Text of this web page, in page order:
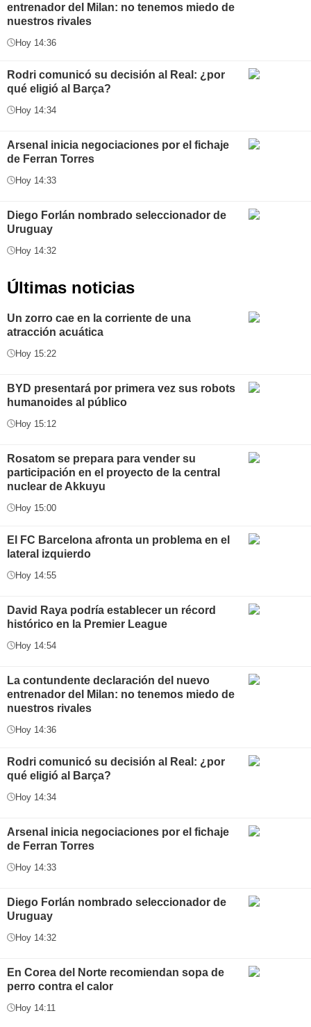
entrenador del Milan: no tenemos miedo de
nuestros rivales
Hoy 14:36
Rodri comunicó su decisión al Real: ¿por
qué eligió al Barça?
Hoy 14:34
Arsenal inicia negociaciones por el fichaje
de Ferran Torres
Hoy 14:33
Diego Forlán nombrado seleccionador de
Uruguay
Hoy 14:32
Últimas noticias
Un zorro cae en la corriente de una
atracción acuática
Hoy 15:22
BYD presentará por primera vez sus robots
humanoides al público
Hoy 15:12
Rosatom se prepara para vender su
participación en el proyecto de la central
nuclear de Akkuyu
Hoy 15:00
El FC Barcelona afronta un problema en el
lateral izquierdo
Hoy 14:55
David Raya podría establecer un récord
histórico en la Premier League
Hoy 14:54
La contundente declaración del nuevo
entrenador del Milan: no tenemos miedo de
nuestros rivales
Hoy 14:36
Rodri comunicó su decisión al Real: ¿por
qué eligió al Barça?
Hoy 14:34
Arsenal inicia negociaciones por el fichaje
de Ferran Torres
Hoy 14:33
Diego Forlán nombrado seleccionador de
Uruguay
Hoy 14:32
En Corea del Norte recomiendan sopa de
perro contra el calor
Hoy 14:11